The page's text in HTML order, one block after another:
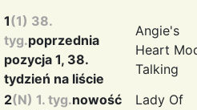
1(1) 38.
tyg.poprzednia
pozycja 1, 38.
tydzień na liście
Angie's
Heart
Talking
2(N) 1. tyg.nowość
Lady Of